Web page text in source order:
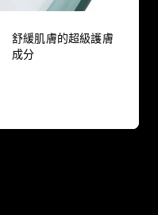
舒緩肌膚的超級護膚
成分